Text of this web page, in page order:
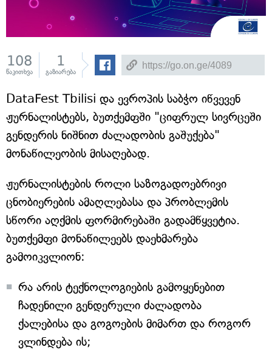
108
წაკითხვა
1
გაზიარება
DataFest Tbilisi და ევროპის საბჭო იწვევენ
ჟურნალისტებს, ბუთქემფში "ციფრულ სივრცეში
გენდერის ნიშნით ძალადობის გაშუქება"
მონაწილეობის მისაღებად.
ჟურნალისტების როლი საზოგადოებრივი
ცნობიერების ამაღლებასა და პრობლემის
სწორი აღქმის ფორმირებაში გადამწყვეტია.
ბუთქემფი მონაწილეებს დაეხმარება
გამოიკვლიონ:
რა არის ტექნოლოგიების გამოყენებით
ჩადენილი გენდერული ძალადობა
ქალებისა და გოგოების მიმართ და როგორ
ვლინდება ის;